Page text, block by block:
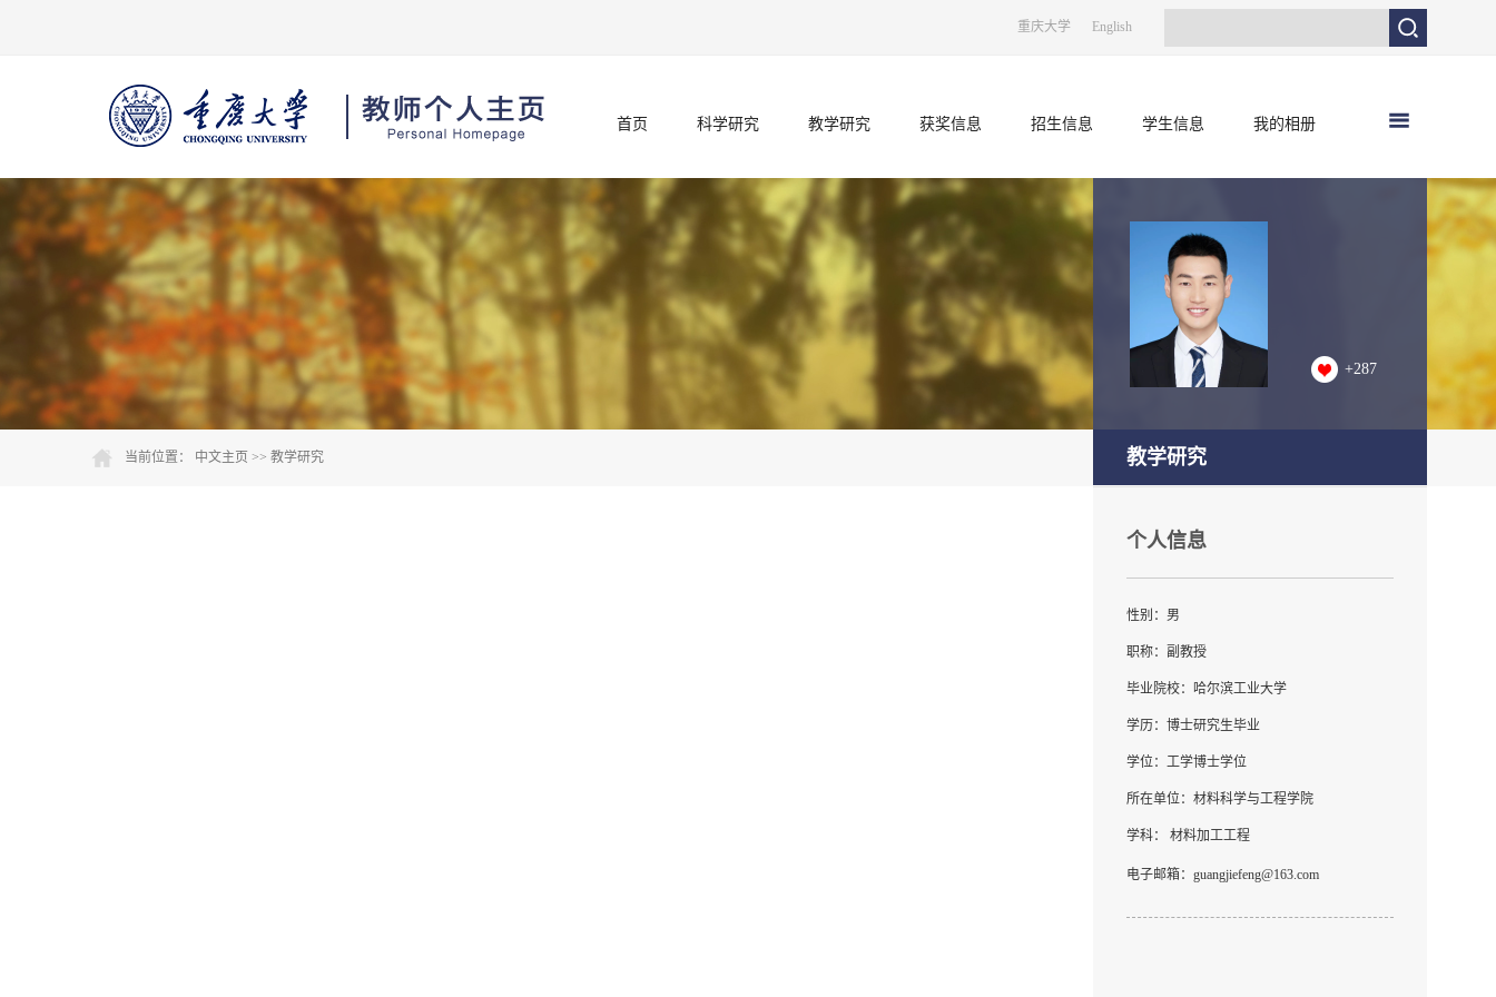
重庆大学 English
首页 科学研究 教学研究 获奖信息 招生信息 学生信息 我的相册
当前位置： 中文主页 >> 教学研究
+287
教学研究
个人信息
性别：男
职称：副教授
毕业院校：哈尔滨工业大学
学历：博士研究生毕业
学位：工学博士学位
所在单位：材料科学与工程学院
学科： 材料加工工程
电子邮箱： guangjiefeng@163.com